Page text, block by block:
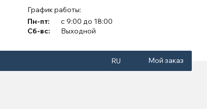
График работы:
Пн-пт:
с 9:00 до 18:00
Сб-вс:
Выходной
RU Мой заказ